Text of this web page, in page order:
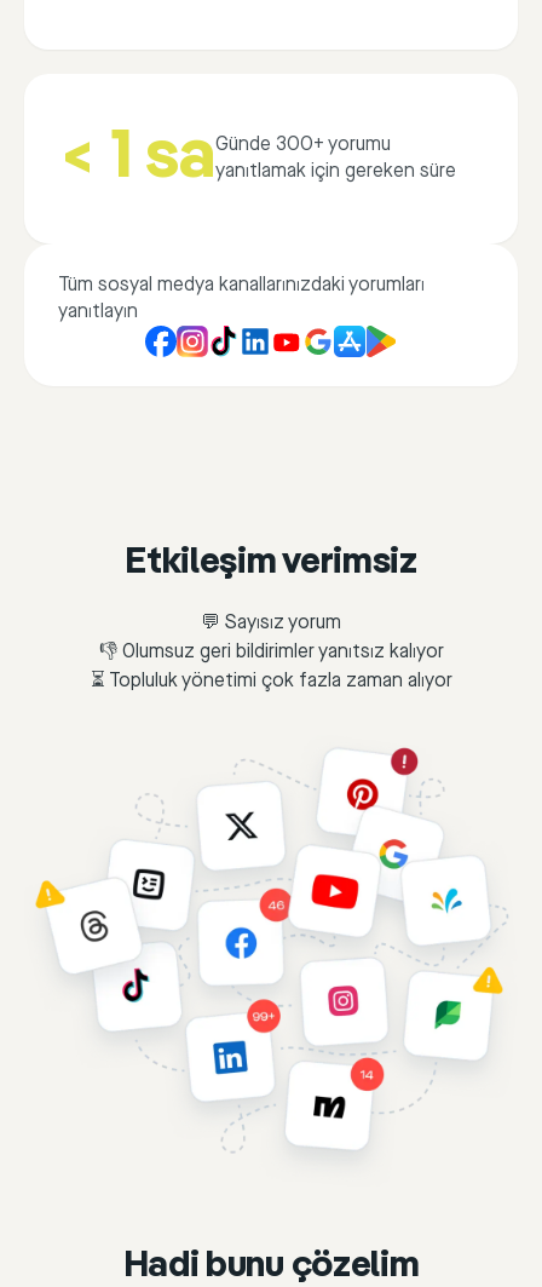
< 1 saGünde 300+ yorumu
yanıtlamak için gereken süre
Tüm sosyal medya kanallarınızdaki yorumları
yanıtlayın
Etkileşim verimsiz
💬 Sayısız yorum
👎 Olumsuz geri bildirimler yanıtsız kalıyor
⏳ Topluluk yönetimi çok fazla zaman alıyor
Hadi bunu çözelim